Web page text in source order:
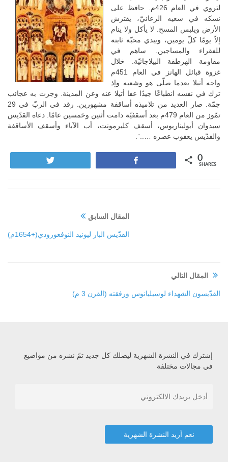
لتروي في العام 426م. حافظ على
نسكه في سعيه الرعائيّ، يفترش
الأرض ويلبس المسح. لا يأكل ولا ينام
إلاّ يومًا كلّ يومين، ويبدي محبّة ثابتة
للفقراء والمساجين. ساهم في
مقاومة الهرطقة البيلاجانيّة. خلال
غزوة قبائل الهانز في العام 451م
واجه أتيلا بعدما صلّى هو وشعبه وإذ
ترك في نفسه انطباعًا جيدًا عفا أتيلا عنه وعن المدينة. وجرت به عجائب
جمّة. صار العديد من تلاميذه أساقفة مشهورين. رقد في الربّ في 29
تمّوز من العام 479م بعد أسقفيّة دامت أثنين وخمسين عامًا. دعاه القدّيس
سيدوان أبوليناريوس، أسقف كليرمونت، أب الآباء وأسقف الأساقفة
والقدّيس يعقوب عصره …..”.
0
SHARES
المقال السابق
القدّيس البار ليونيد النوفغورودي(+1654م)
المقال التالي
القدّيسون الشهداء لوسيليانوس ورفقته (القرن 3 م)
إشترك في النشرة الشهرية ليصلك كل جديد تمّ نشره من مواضيع
في مجالات مختلفة